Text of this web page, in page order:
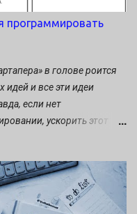
программировать
в голове роится
и все эти идеи
если нет
ускорить этот
самому. Какое
к советам
диджитал – маркетингу